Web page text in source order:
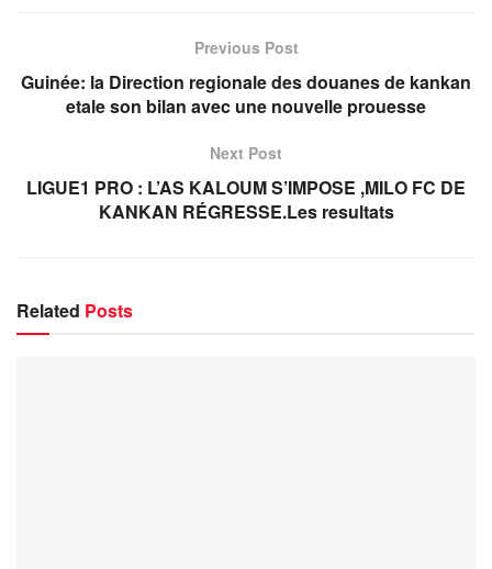
Previous Post
Guinée: la Direction regionale des douanes de kankan
etale son bilan avec une nouvelle prouesse
Next Post
LIGUE1 PRO : L’AS KALOUM S’IMPOSE ,MILO FC DE
KANKAN RÉGRESSE.Les resultats
Related Posts